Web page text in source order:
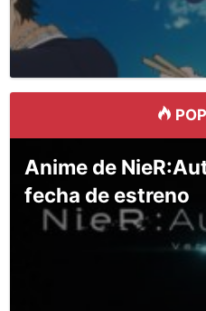
Anime de
fecha de estreno